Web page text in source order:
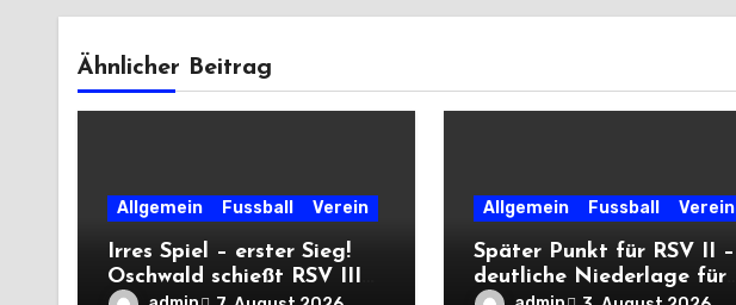
Ähnlicher Beitrag
Allgemein Fussball Verein
Irres Spiel – erster Sieg!
Oschwald schießt RSV III
Allgemein Fussball Verein
Später Punkt für RSV II –
deutliche Niederlage für